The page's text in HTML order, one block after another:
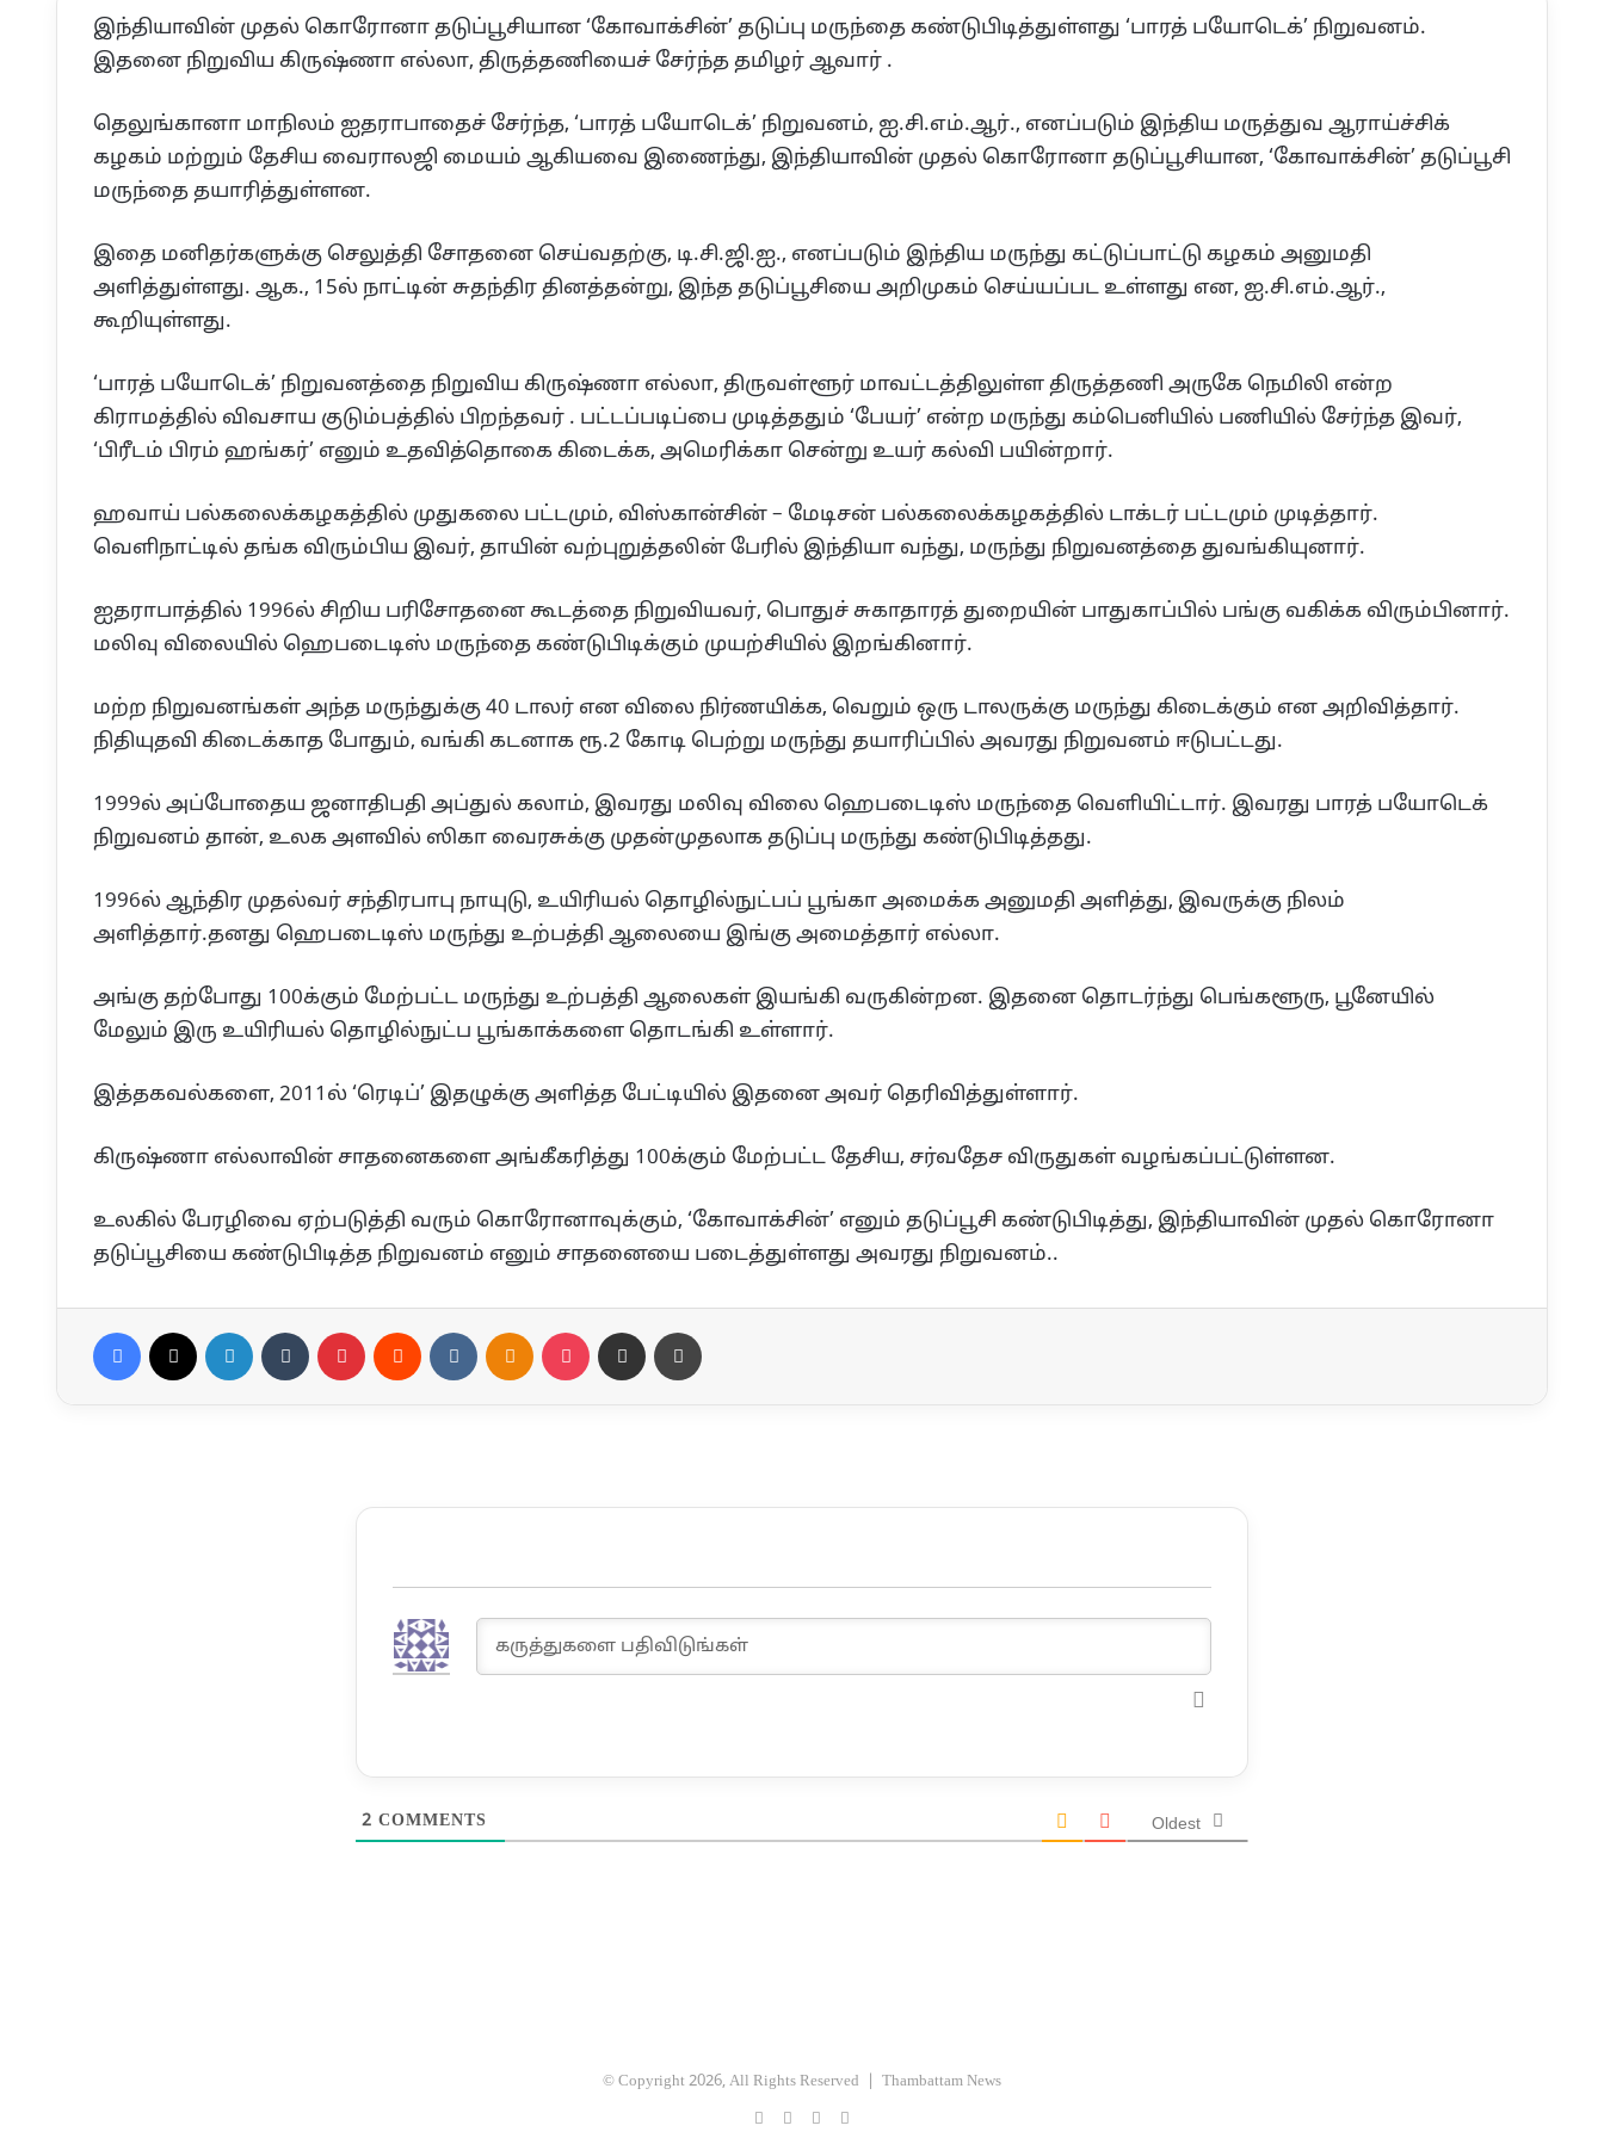
இந்தியாவின் முதல் கொரோனா தடுப்பூசியான ‘கோவாக்சின்’ தடுப்பு மருந்தை கண்டுபிடித்துள்ளது ‘பாரத் பயோடெக்’ நிறுவனம்.
இதனை நிறுவிய கிருஷ்ணா எல்லா, திருத்தணியைச் சேர்ந்த தமிழர் ஆவார் .
தெலுங்கானா மாநிலம் ஐதராபாதைச் சேர்ந்த, ‘பாரத் பயோடெக்’ நிறுவனம், ஐ.சி.எம்.ஆர்., எனப்படும் இந்திய மருத்துவ ஆராய்ச்சிக்
கழகம் மற்றும் தேசிய வைராலஜி மையம் ஆகியவை இணைந்து, இந்தியாவின் முதல் கொரோனா தடுப்பூசியான, ‘கோவாக்சின்’ தடுப்பூசி
மருந்தை தயாரித்துள்ளன.
இதை மனிதர்களுக்கு செலுத்தி சோதனை செய்வதற்கு, டி.சி.ஜி.ஐ., எனப்படும் இந்திய மருந்து கட்டுப்பாட்டு கழகம் அனுமதி
அளித்துள்ளது. ஆக., 15ல் நாட்டின் சுதந்திர தினத்தன்று, இந்த தடுப்பூசியை அறிமுகம் செய்யப்பட உள்ளது என, ஐ.சி.எம்.ஆர்.,
கூறியுள்ளது.
‘பாரத் பயோடெக்’ நிறுவனத்தை நிறுவிய கிருஷ்ணா எல்லா, திருவள்ளூர் மாவட்டத்திலுள்ள திருத்தணி அருகே நெமிலி என்ற
கிராமத்தில் விவசாய குடும்பத்தில் பிறந்தவர் . பட்டப்படிப்பை முடித்ததும் ‘பேயர்’ என்ற மருந்து கம்பெனியில் பணியில் சேர்ந்த இவர்,
‘பிரீடம் பிரம் ஹங்கர்’ எனும் உதவித்தொகை கிடைக்க, அமெரிக்கா சென்று உயர் கல்வி பயின்றார்.
ஹவாய் பல்கலைக்கழகத்தில் முதுகலை பட்டமும், விஸ்கான்சின் – மேடிசன் பல்கலைக்கழகத்தில் டாக்டர் பட்டமும் முடித்தார்.
வெளிநாட்டில் தங்க விரும்பிய இவர், தாயின் வற்புறுத்தலின் பேரில் இந்தியா வந்து, மருந்து நிறுவனத்தை துவங்கியுனார்.
ஐதராபாத்தில் 1996ல் சிறிய பரிசோதனை கூடத்தை நிறுவியவர், பொதுச் சுகாதாரத் துறையின் பாதுகாப்பில் பங்கு வகிக்க விரும்பினார்.
மலிவு விலையில் ஹெபடைடிஸ் மருந்தை கண்டுபிடிக்கும் முயற்சியில் இறங்கினார்.
மற்ற நிறுவனங்கள் அந்த மருந்துக்கு 40 டாலர் என விலை நிர்ணயிக்க, வெறும் ஒரு டாலருக்கு மருந்து கிடைக்கும் என அறிவித்தார்.
நிதியுதவி கிடைக்காத போதும், வங்கி கடனாக ரூ.2 கோடி பெற்று மருந்து தயாரிப்பில் அவரது நிறுவனம் ஈடுபட்டது.
1999ல் அப்போதைய ஜனாதிபதி அப்துல் கலாம், இவரது மலிவு விலை ஹெபடைடிஸ் மருந்தை வெளியிட்டார். இவரது பாரத் பயோடெக்
நிறுவனம் தான், உலக அளவில் ஸிகா வைரசுக்கு முதன்முதலாக தடுப்பு மருந்து கண்டுபிடித்தது.
1996ல் ஆந்திர முதல்வர் சந்திரபாபு நாயுடு, உயிரியல் தொழில்நுட்பப் பூங்கா அமைக்க அனுமதி அளித்து, இவருக்கு நிலம்
அளித்தார்.தனது ஹெபடைடிஸ் மருந்து உற்பத்தி ஆலையை இங்கு அமைத்தார் எல்லா.
அங்கு தற்போது 100க்கும் மேற்பட்ட மருந்து உற்பத்தி ஆலைகள் இயங்கி வருகின்றன. இதனை தொடர்ந்து பெங்களூரு, பூனேயில்
மேலும் இரு உயிரியல் தொழில்நுட்ப பூங்காக்களை தொடங்கி உள்ளார்.
இத்தகவல்களை, 2011ல் ‘ரெடிப்’ இதழுக்கு அளித்த பேட்டியில் இதனை அவர் தெரிவித்துள்ளார்.
கிருஷ்ணா எல்லாவின் சாதனைகளை அங்கீகரித்து 100க்கும் மேற்பட்ட தேசிய, சர்வதேச விருதுகள் வழங்கப்பட்டுள்ளன.
உலகில் பேரழிவை ஏற்படுத்தி வரும் கொரோனாவுக்கும், ‘கோவாக்சின்’ எனும் தடுப்பூசி கண்டுபிடித்து, இந்தியாவின் முதல் கொரோனா
தடுப்பூசியை கண்டுபிடித்த நிறுவனம் எனும் சாதனையை படைத்துள்ளது அவரது நிறுவனம்..
Facebook LinkedIn Tumblr Pinterest Reddit VKontakte Odnoklassniki
Pocket Share via Email
2 COMMENTS Oldest
© Copyright 2026, All Rights Reserved | Thambattam News
Facebook YouTube